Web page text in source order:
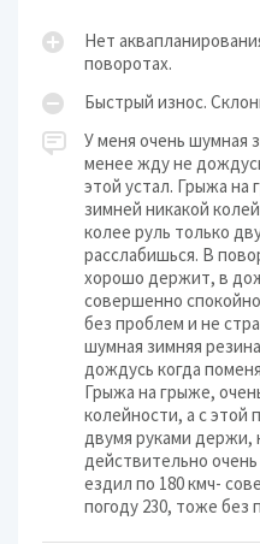
Нет
поворотах.
Быстрый износ.
У меня очень шумная
менее жду не
этой устал. Грыжа на
зимней никакой
колее руль только
расслабишься. В
хорошо держит, в
совершенно
без проблем и не
шумная зимняя
дождусь когда
Грыжа на грыже,
колейности, а с этой
двумя руками держи,
действительно
ездил по 180 кмч-
погоду 230, тоже без